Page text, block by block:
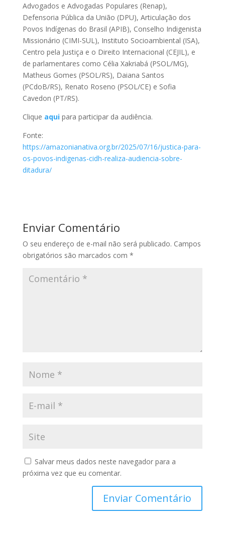
Advogados e Advogadas Populares (Renap),
Defensoria Pública da União (DPU), Articulação dos
Povos Indígenas do Brasil (APIB), Conselho Indigenista
Missionário (CIMI-SUL), Instituto Socioambiental (ISA),
Centro pela Justiça e o Direito Internacional (CEJIL), e
de parlamentares como Célia Xakriabá (PSOL/MG),
Matheus Gomes (PSOL/RS), Daiana Santos
(PCdoB/RS), Renato Roseno (PSOL/CE) e Sofia
Cavedon (PT/RS).
Clique aquipara participar da audiência.
Fonte:
https://amazonianativa.org.br/2025/07/16/justica-para-
os-povos-indigenas-cidh-realiza-audiencia-sobre-
ditadura/
Enviar Comentário
O seu endereço de e-mail não será publicado. Campos
obrigatórios são marcados com *
Salvar meus dados neste navegador para a
próxima vez que eu comentar.